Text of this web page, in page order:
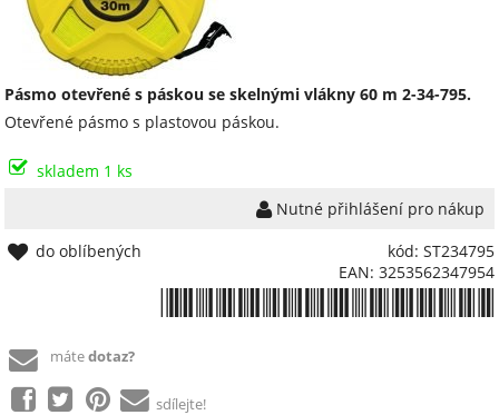
Pásmo otevřené s páskou se skelnými vlákny 60 m 2-34-795.
Otevřené pásmo s plastovou páskou.
skladem 1 ks
Nutné přihlášení pro nákup
kód: ST234795
EAN: 3253562347954
do oblíbených
mátedotaz?
sdílejte!